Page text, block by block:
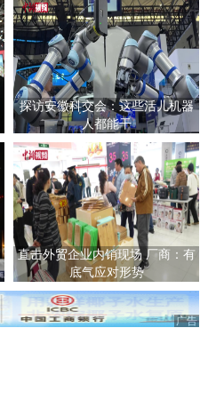
探访安徽科交会：这些活儿机器
人都能干
直击外贸企业内销现场 厂商：有
底气应对形势
广告